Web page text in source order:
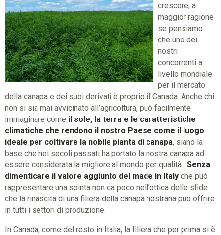
crescere, a
maggior ragione
se pensiamo
che uno dei
nostri
concorrenti a
livello mondiale
per il mercato
della canapa e dei suoi derivati è proprio il Canada. Anche chi
non si sia mai avvicinato all’agricoltura, può facilmente
immaginare come il sole, la terra e le caratteristiche
climatiche che rendono il nostro Paese come il luogo
ideale per coltivare la nobile pianta di canapa, siano la
base che nei secoli passati ha portato la nostra canapa ad
essere considerata la migliore al mondo per qualità. Senza
dimenticare il valore aggiunto del made in Italy che può
rappresentare una spinta non da poco nell’ottica delle sfide
che la rinascita di una filiera della canapa nostrana può offrire
in tutti i settori di produzione.
In Canada, come del resto in Italia, la filiera che per prima si è